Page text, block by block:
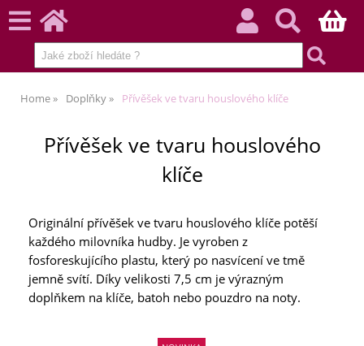
Home Doplňky Přívěšek ve tvaru houslového klíče
Přívěšek ve tvaru houslového
klíče
Originální přívěšek ve tvaru houslového klíče potěší
každého milovníka hudby. Je vyroben z
fosforeskujícího plastu, který po nasvícení ve tmě
jemně svítí. Díky velikosti 7,5 cm je výrazným
doplňkem na klíče, batoh nebo pouzdro na noty.